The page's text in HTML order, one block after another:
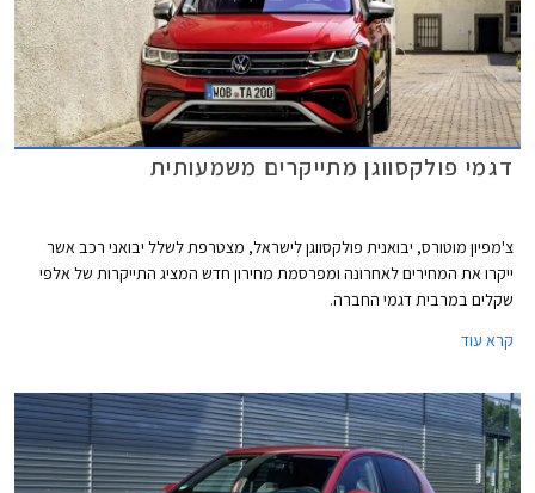
דגמי פולקסווגן מתייקרים משמעותית
צ'מפיון מוטורס, יבואנית פולקסווגן לישראל, מצטרפת לשלל יבואני רכב אשר
ייקרו את המחירים לאחרונה ומפרסמת מחירון חדש המציג התייקרות של אלפי
שקלים במרבית דגמי החברה.
קרא עוד